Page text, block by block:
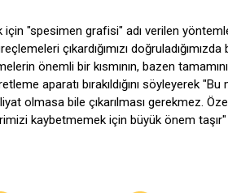
için "spesimen grafisi" adı verilen
çıkardığımızı doğruladığımızda
önemli bir kısmının, bazen
aparatı bırakıldığını söyleyerek "Bu
olmasa bile çıkarılması gerekmez.
kaybetmemek için büyük önem